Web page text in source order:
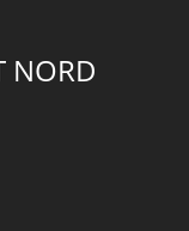
NORD